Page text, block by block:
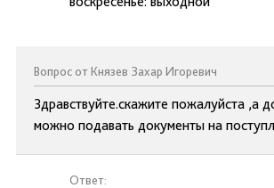
Вопрос от Князев Захар Игоревич
Здравствуйте.скажите пожалуйста ,а
можно подавать документы на
Ответ: